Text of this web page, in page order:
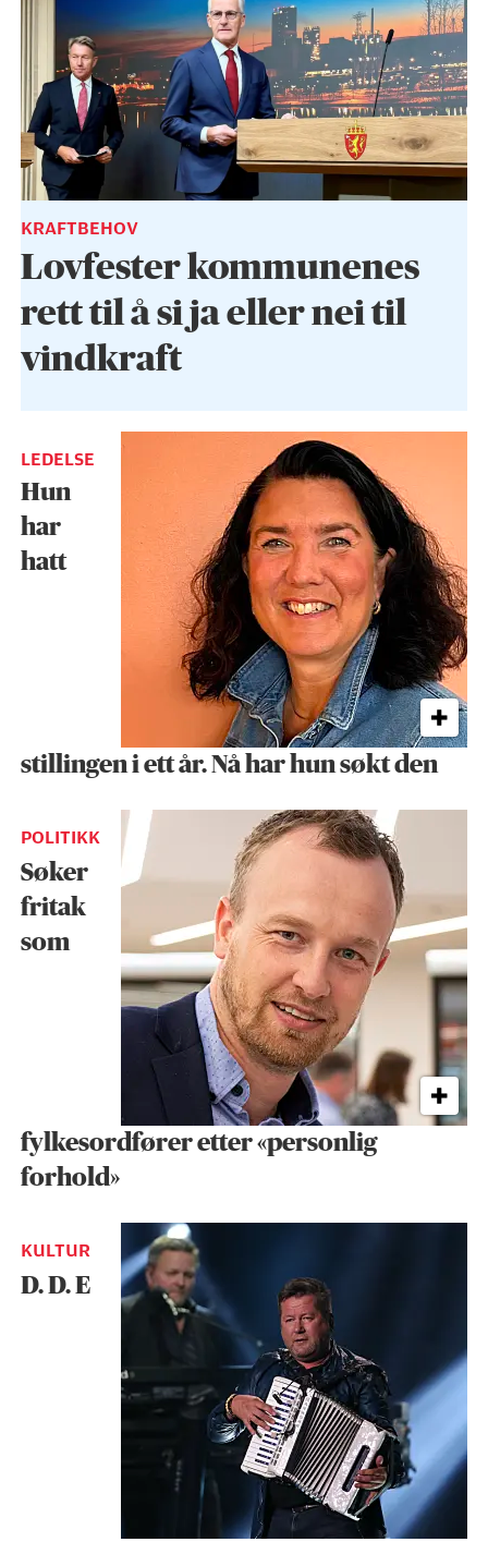
KRAFTBEHOV
Lovfester kommunenes
rett til å si ja eller nei til
vindkraft
LEDELSE
Hun
har
hatt
stillingen i ett år. Nå har hun søkt den
POLITIKK
Søker
fritak
som
fylkesordfører etter «personlig
forhold»
KULTUR
D. D. E